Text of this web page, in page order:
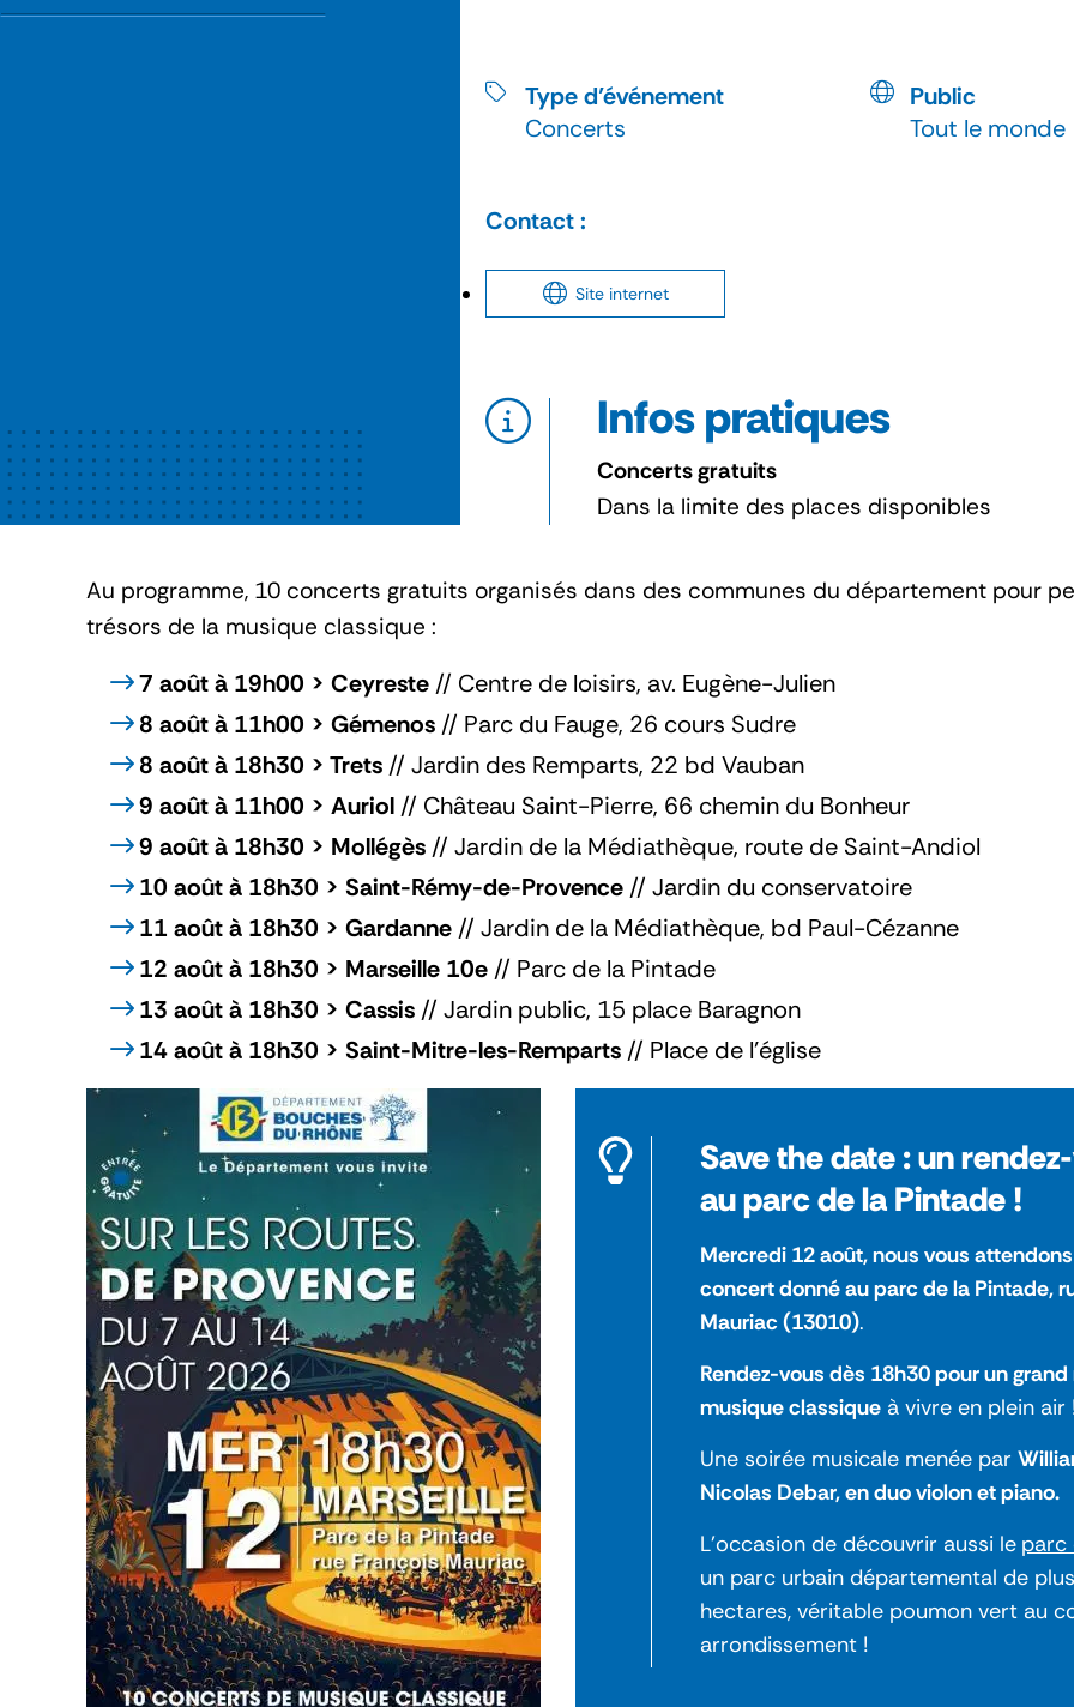
Type d’événement
Concerts
Public
Tout le monde
Contact :
Site internet
Infos pratiques
Concerts gratuits
Dans la limite des places disponibles
Au programme, 10 concerts gratuits organisés dans des communes du département pour
trésors de la musique classique :
7 août à 19h00 > Ceyreste // Centre de loisirs, av. Eugène-Julien
8 août à 11h00 > Gémenos // Parc du Fauge, 26 cours Sudre
8 août à 18h30 > Trets // Jardin des Remparts, 22 bd Vauban
9 août à 11h00 > Auriol // Château Saint-Pierre, 66 chemin du Bonheur
9 août à 18h30 > Mollégès // Jardin de la Médiathèque, route de Saint-Andiol
10 août à 18h30 > Saint-Rémy-de-Provence // Jardin du conservatoire
11 août à 18h30 > Gardanne // Jardin de la Médiathèque, bd Paul-Cézanne
12 août à 18h30 > Marseille 10e // Parc de la Pintade
13 août à 18h30 > Cassis // Jardin public, 15 place Baragnon
14 août à 18h30 > Saint-Mitre-les-Remparts // Place de l’église
Save the date : un
au parc de la Pintade !
Mercredi 12 août, nous vous
concert donné au parc de la Pintade,
Mauriac (13010).
Rendez-vous dès 18h30 pour un
musique classique à vivre en plein air
Une soirée musicale menée par
Nicolas Debar, en duo violon et piano.
L'occasion de découvrir aussi le parc
un parc urbain départemental de
hectares, véritable poumon vert au
arrondissement !